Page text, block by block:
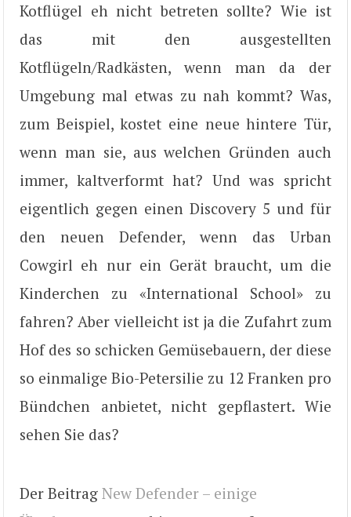
Kotflügel eh nicht betreten sollte? Wie ist
das mit den ausgestellten
Kotflügeln/Radkästen, wenn man da der
Umgebung mal etwas zu nah kommt? Was,
zum Beispiel, kostet eine neue hintere Tür,
wenn man sie, aus welchen Gründen auch
immer, kaltverformt hat? Und was spricht
eigentlich gegen einen Discovery 5 und für
den neuen Defender, wenn das Urban
Cowgirl eh nur ein Gerät braucht, um die
Kinderchen zu «International School» zu
fahren? Aber vielleicht ist ja die Zufahrt zum
Hof des so schicken Gemüsebauern, der diese
so einmalige Bio-Petersilie zu 12 Franken pro
Bündchen anbietet, nicht gepflastert. Wie
sehen Sie das?
Der Beitrag New Defender – einige